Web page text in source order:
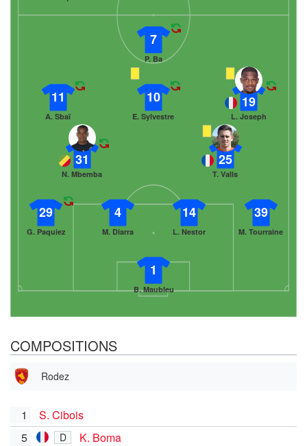
1
B. Maubleu
29
G. Paquiez
4
M. Diarra
14
L. Nestor
39
M. Tourraine
31
N. Mbemba
25
T. Valls
11
A. Sbaï
10
E. Sylvestre
19
L. Joseph
7
P. Ba
COMPOSITIONS
Rodez
1
S. Cibois
5
D
K. Boma